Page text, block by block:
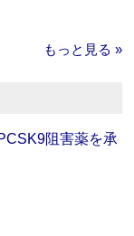
もっと見る »
阻害薬を承